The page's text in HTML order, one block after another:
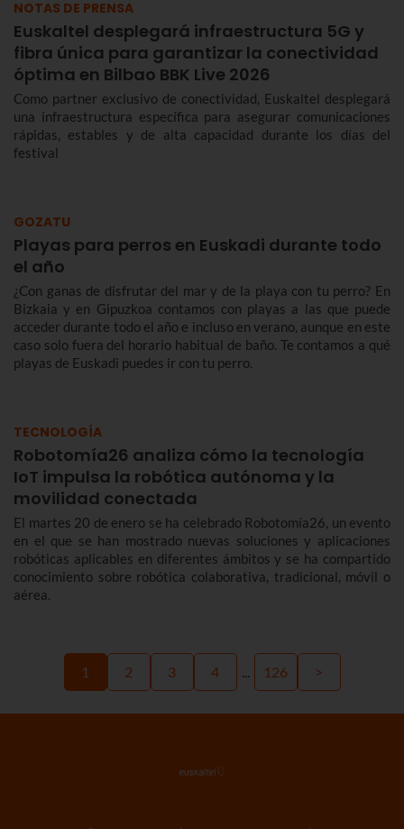
NOTAS DE PRENSA
Euskaltel desplegará infraestructura 5G y
fibra única para garantizar la conectividad
óptima en Bilbao BBK Live 2026
Como partner exclusivo de conectividad, Euskaltel desplegará
una infraestructura específica para asegurar comunicaciones
rápidas, estables y de alta capacidad durante los días del
festival
GOZATU
Playas para perros en Euskadi durante todo
el año
¿Con ganas de disfrutar del mar y de la playa con tu perro? En
Bizkaia y en Gipuzkoa contamos con playas a las que puede
acceder durante todo el año e incluso en verano, aunque en este
caso solo fuera del horario habitual de baño. Te contamos a qué
playas de Euskadi puedes ir con tu perro.
TECNOLOGÍA
Robotomía26 analiza cómo la tecnología
IoT impulsa la robótica autónoma y la
movilidad conectada
El martes 20 de enero se ha celebrado Robotomía26, un evento
en el que se han mostrado nuevas soluciones y aplicaciones
robóticas aplicables en diferentes ámbitos y se ha compartido
conocimiento sobre robótica colaborativa, tradicional, móvil o
aérea.
1 2 3 4 ... 126 >